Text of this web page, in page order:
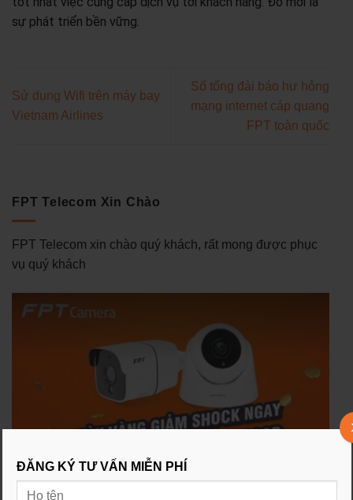
sự phát triển bền vững.
Sử dụng Wifi trên máy bay
Vietnam Airlines
Số tổng đài báo hư hỏng
mạng internet cáp quang
FPT toàn quốc
FPT Telecom Xin Chào
FPT Telecom xin chào quý khách, rất mong được phục
vụ quý khách
ĐĂNG KÝ TƯ VẤN MIỄN PHÍ